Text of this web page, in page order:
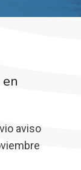
aviso